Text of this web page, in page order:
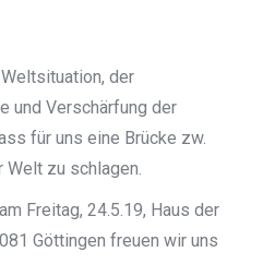
der
und Verschärfung der
für uns eine Brücke zw.
Welt zu schlagen.
Freitag, 24.5.19, Haus der
Göttingen freuen wir uns